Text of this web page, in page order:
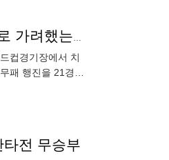
[#STN@현장] '전북의 K리그1 21경기 무패 견인' 이승우, "최대한 골문 쪽으로 가려했는데 운 좋았어"
컵경기장에서 치
패 행진을 21경기
전 무승부